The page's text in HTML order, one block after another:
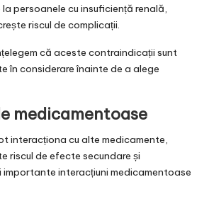
persoanele cu insuficiență renală,
riscul de complicații.
că aceste contraindicații sunt
în considerare înainte de a alege
medicamentoase
interacționa cu alte medicamente,
riscul de efecte secundare și
importante interacțiuni medicamentoase